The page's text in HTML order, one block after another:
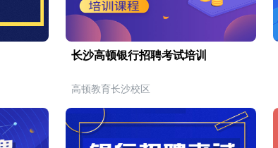
长沙高顿银行招聘考试培训
高顿教育长沙校区